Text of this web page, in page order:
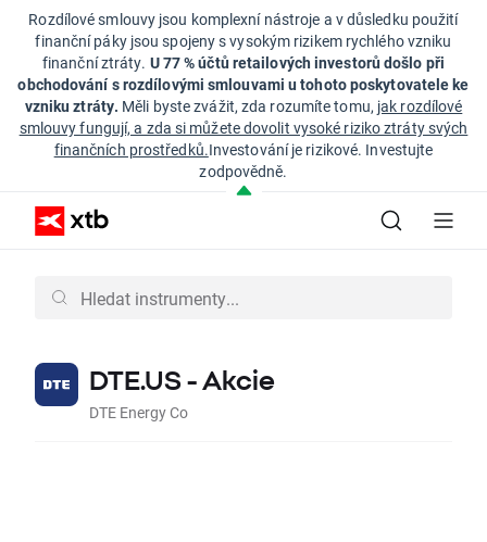
Rozdílové smlouvy jsou komplexní nástroje a v důsledku použití
finanční páky jsou spojeny s vysokým rizikem rychlého vzniku
finanční ztráty. U 77 % účtů retailových investorů došlo při
obchodování s rozdílovými smlouvami u tohoto poskytovatele ke
vzniku ztráty. Měli byste zvážit, zda rozumíte tomu, jak rozdílové
smlouvy fungují, a zda si můžete dovolit vysoké riziko ztráty svých
finančních prostředků.Investování je rizikové. Investujte
zodpovědně.
DTE.US - Akcie
DTE Energy Co